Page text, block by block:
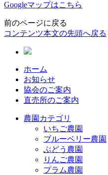
Googleマップはこちら
前のページに戻る
コンテンツ本文の先頭へ戻る
ホーム
お知らせ
協会のご案内
直売所のご案内
農園カテゴリ
いちご農園
ブルーベリー農園
ぶどう農園
りんご農園
プラム農園